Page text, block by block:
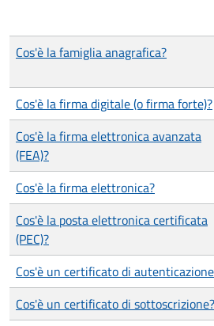
Cos'è la famiglia anagrafica?
Cos'è la firma digitale (o firma forte)?
Cos'è la firma elettronica avanzata
(FEA)?
Cos'è la firma elettronica?
Cos'è la posta elettronica certificata
(PEC)?
Cos'è un certificato di
Cos'è un certificato di sottoscrizione?